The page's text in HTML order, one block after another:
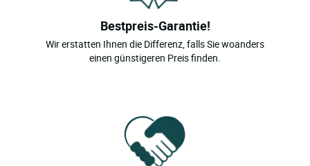
Bestpreis-Garantie!
Wir erstatten Ihnen die Differenz, falls Sie woanders
einen günstigeren Preis finden.